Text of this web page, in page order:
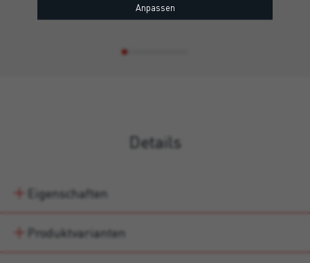
EN 12004, zum…
Details
Eigenschaften
Produktvarianten
Anpassen